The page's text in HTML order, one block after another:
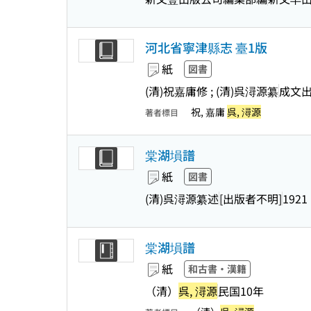
河北省寧津縣志 臺1版
紙 図書
(清)祝嘉庸修 ; (清)呉潯源纂成文
著者標目 祝, 嘉庸呉, 潯源
棠湖塤譜
紙 図書
(清)呉潯源纂述[出版者不明]1921
棠湖塤譜
紙 和古書・漢籍
（清） 呉, 潯源民国10年